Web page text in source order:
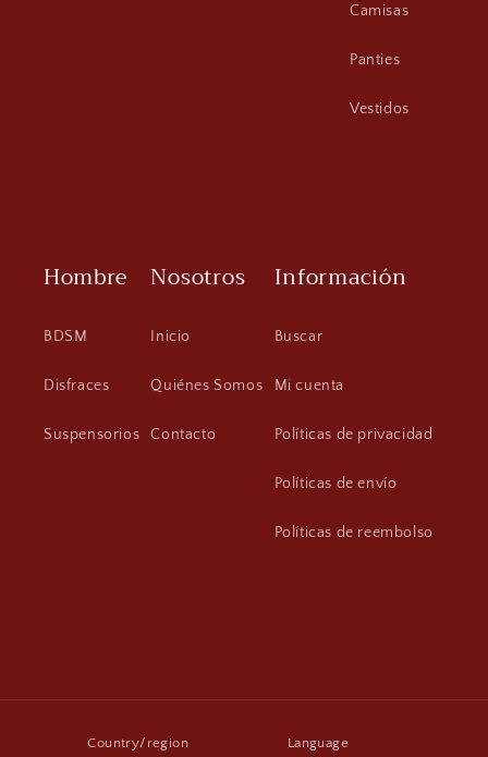
Camisas
Panties
Vestidos
Hombre
BDSM
Disfraces
Suspensorios
Nosotros
Inicio
Quiénes Somos
Contacto
Información
Buscar
Mi cuenta
Políticas de privacidad
Políticas de envío
Políticas de reembolso
Country/region Language